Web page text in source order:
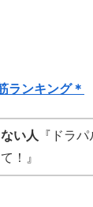
ランキング＊
い人 『ドラ
！』